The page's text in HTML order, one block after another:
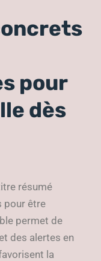
pour
dès
résumé
pour être
permet de
des alertes en
la